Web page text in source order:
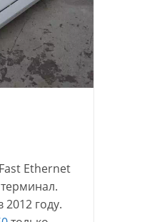
Ethernet
году.